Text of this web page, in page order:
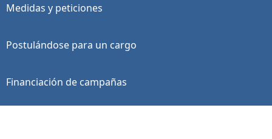
Medidas y peticiones
Postulándose para un cargo
Financiación de campañas